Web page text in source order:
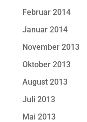
Februar 2014
Januar 2014
November 2013
Oktober 2013
August 2013
Juli 2013
Mai 2013